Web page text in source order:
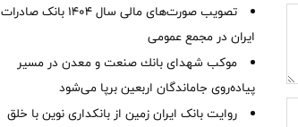
تصویب صورت‌های مالی سال ۱۴۰۴ بانک صادرات
ایران در مجمع عمومی
موكب شهدای بانك صنعت و معدن در مسیر
پیاده‌روی جاماندگان اربعین برپا می‌شود
روایت بانک ایران زمین از بانکداری نوین با خلق